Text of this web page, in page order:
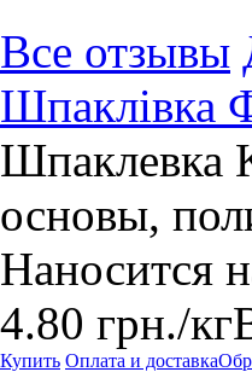
Все отзывы
Шпаклівка
Шпаклевка
основы,
Наносится
4.80 грн./кг
Купить Оплата и доставка